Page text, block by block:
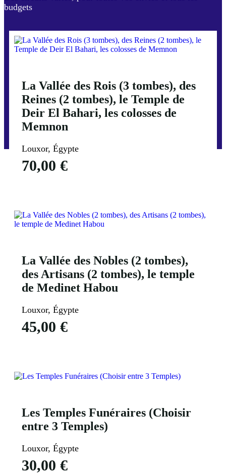
budgets
La Vallée des Rois (3 tombes), des
Reines (2 tombes), le Temple de
Deir El Bahari, les colosses de
Memnon
Louxor, Égypte
70,00 €
La Vallée des Nobles (2 tombes),
des Artisans (2 tombes), le temple
de Medinet Habou
Louxor, Égypte
45,00 €
Les Temples Funéraires (Choisir
entre 3 Temples)
Louxor, Égypte
30,00 €